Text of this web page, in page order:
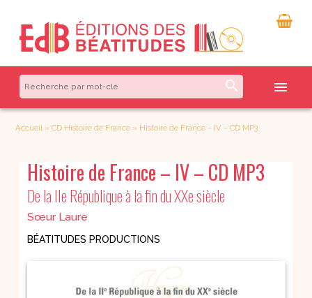
search menu
Accueil» CD Histoire de France» Histoire de France – IV – CD MP3
Histoire de France – IV – CD MP3
De la IIe République à la fin du XXe siècle
Sœur Laure
BÉATITUDES PRODUCTIONS